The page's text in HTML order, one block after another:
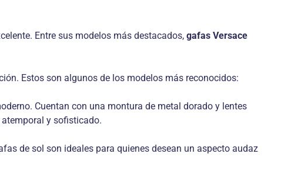
Entre sus modelos más destacados, gafas Versace
Estos son algunos de los modelos más reconocidos:
Cuentan con una montura de metal dorado y lentes
y sofisticado.
de sol son ideales para quienes desean un aspecto audaz